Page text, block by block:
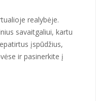
realybėje.
savaitgaliui, kartu
įspūdžius,
ir pasinerkite į